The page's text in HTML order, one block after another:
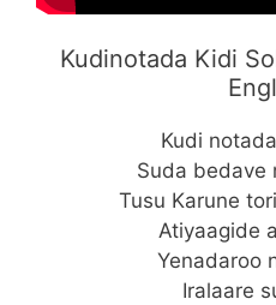
Kudinotada Kidi
Kudi
Suda bedave
Tusu Karune
Atiyaagide
Yenadaroo
Iralaare